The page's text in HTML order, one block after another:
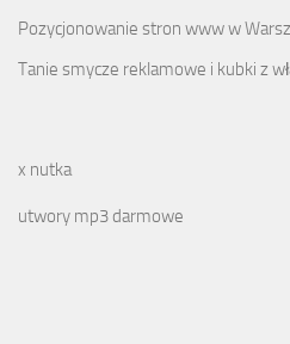
Pozycjonowanie stron www w
Tanie smycze reklamowe i kubki z
x nutka
utwory mp3 darmowe